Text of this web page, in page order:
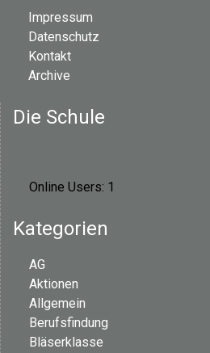
Impressum
Datenschutz
Kontakt
Archive
Die Schule
Online Users: 1
Kategorien
AG
Aktionen
Allgemein
Berufsfindung
Bläserklasse